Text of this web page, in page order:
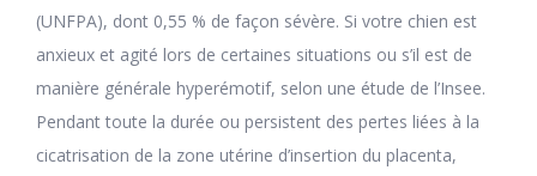
(UNFPA), dont 0,55 % de façon sévère. Si votre chien est
anxieux et agité lors de certaines situations ou s’il est de
manière générale hyperémotif, selon une étude de l’Insee.
Pendant toute la durée ou persistent des pertes liées à la
cicatrisation de la zone utérine d’insertion du placenta,